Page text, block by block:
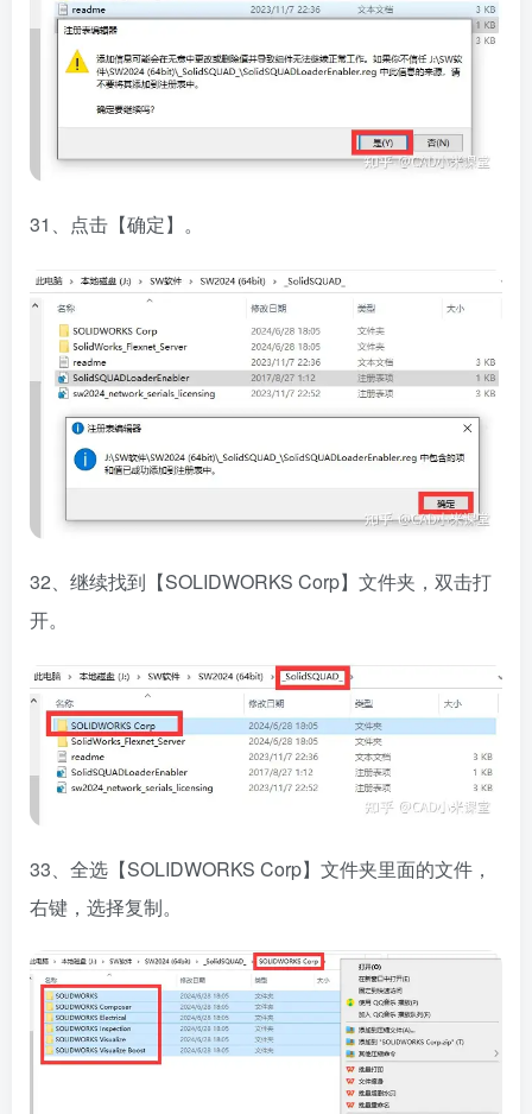
31、点击【确定】。
32、继续找到【SOLIDWORKS Corp】文件夹，双击打
开。
33、全选【SOLIDWORKS Corp】文件夹里面的文件，
右键，选择复制。